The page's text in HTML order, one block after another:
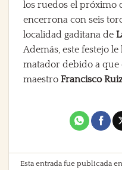
los ruedos el próximo
encerrona con seis
localidad gaditana de
Además, este festejo
matador debido a que
maestro Francisco
Esta entrada fue publicada